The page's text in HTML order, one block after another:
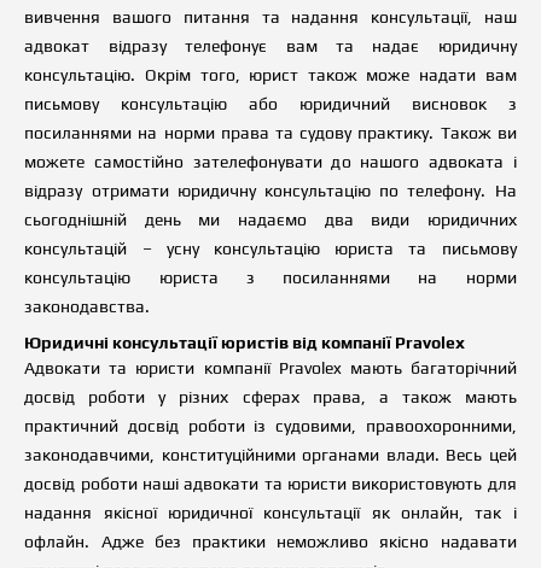
вивчення вашого питання та надання консультації, наш
адвокат відразу телефонує вам та надає юридичну
консультацію. Окрім того, юрист також може надати вам
письмову консультацію або юридичний висновок з
посиланнями на норми права та судову практику. Також ви
можете самостійно зателефонувати до нашого адвоката і
відразу отримати юридичну консультацію по телефону. На
сьогоднішній день ми надаємо два види юридичних
консультацій – усну консультацію юриста та письмову
консультацію юриста з посиланнями на норми
законодавства.
Юридичні консультації юристіввід компаніїPravolex
Адвокати та юристи компанії Pravolex мають багаторічний
досвід роботи у різних сферах права, а також мають
практичний досвід роботи із судовими, правоохоронними,
законодавчими, конституційними органами влади. Весь цей
досвід роботи наші адвокати та юристи використовують для
надання якісної юридичної консультації як онлайн, так і
офлайн. Адже без практики неможливо якісно надавати